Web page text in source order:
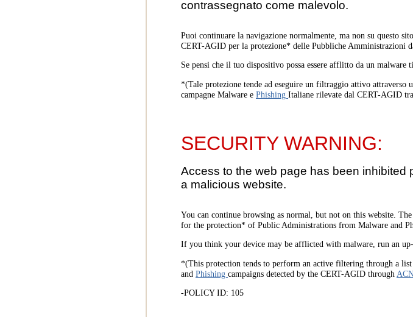
contrassegnato come malevolo.
Puoi continuare la navigazione normalmente, ma non su questo
CERT-AGID per la protezione* delle Pubbliche Amministrazioni
Se pensi che il tuo dispositivo possa essere afflitto da un
*(Tale protezione tende ad eseguire un filtraggio attivo
campagne Malware e Phishing Italiane rilevate dal CERT-AGID
SECURITY WARNING:
Access to the web page has been
a malicious website.
You can continue browsing as normal, but not on this website.
for the protection* of Public Administrations from Malware and
If you think your device may be afflicted with malware, run an
*(This protection tends to perform an active filtering through a
and Phishing campaigns detected by the CERT-AGID through
-POLICY ID: 105